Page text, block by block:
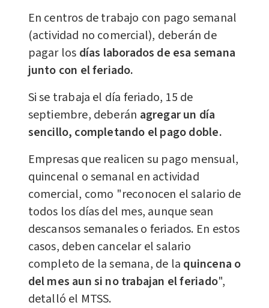
En centros de trabajo con pago semanal
(actividad no comercial), deberán de
pagar los días laborados de esa semana
junto con el feriado.
Si se trabaja el día feriado, 15 de
septiembre, deberán agregar un día
sencillo, completando el pago doble.
Empresas que realicen su pago mensual,
quincenal o semanal en actividad
comercial, como "reconocen el salario de
todos los días del mes, aunque sean
descansos semanales o feriados. En estos
casos, deben cancelar el salario
completo de la semana, de la quincena o
del mes aun si no trabajan el feriado",
detalló el MTSS.